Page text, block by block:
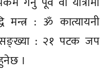
मन्त्र : ॐ कात्यायनी
: २१ पटक जप
।